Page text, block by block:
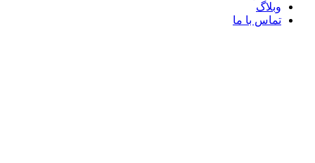
وبلاگ
تماس با ما